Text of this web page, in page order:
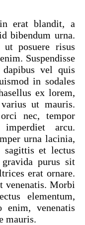
in erat blandit, a
bibendum urna.
posuere risus
Suspendisse
vel quis
in sodales
ex lorem,
ut mauris.
nec, tempor
arcu.
urna lacinia,
sagittis et lectus
purus sit
erat ornare.
venenatis. Morbi
elementum,
enim, venenatis
mauris.